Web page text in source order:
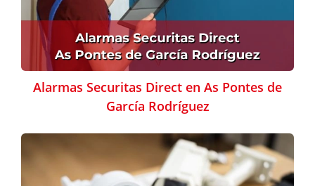
Alarmas Securitas Direct en As Pontes de
García Rodríguez